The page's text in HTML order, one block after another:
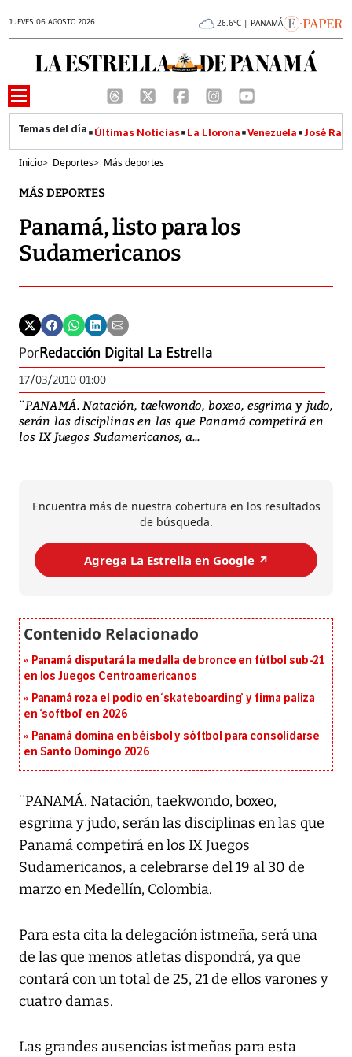
JUEVES 06 AGOSTO 2026 26.6°C | PANAMÁ
Últimas Noticias La Llorona Venezuela José
Inicio> Deportes> Más deportes
MÁS DEPORTES
Panamá, listo para los
Sudamericanos
PorRedacción Digital La Estrella
17/03/2010 01:00
¨PANAMÁ. Natación, taekwondo, boxeo, esgrima y judo,
serán las disciplinas en las que Panamá competirá en
los IX Juegos Sudamericanos, a...
Encuentra más de nuestra cobertura en los resultados
de búsqueda.
Agrega La Estrella en Google ↗️
Panamá disputará la medalla de bronce en fútbol sub-21
en los Juegos Centroamericanos
Panamá roza el podio en ‘skateboarding’ y firma paliza
en ‘softbol’ en 2026
Panamá domina en béisbol y sóftbol para consolidarse
en Santo Domingo 2026
¨PANAMÁ. Natación, taekwondo, boxeo,
esgrima y judo, serán las disciplinas en las que
Panamá competirá en los IX Juegos
Sudamericanos, a celebrarse del 19 al 30 de
marzo en Medellín, Colombia.
Para esta cita la delegación istmeña, será una
de las que menos atletas dispondrá, ya que
contará con un total de 25, 21 de ellos varones y
cuatro damas.
Las grandes ausencias istmeñas para esta